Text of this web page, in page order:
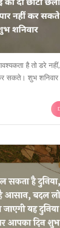
है तो डरे
सकते। शुभ शनिवार